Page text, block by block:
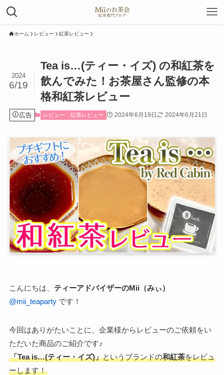
ホーム レビュー 紅茶レビュー
Tea is…(ティー・イズ) の和紅茶を
飲んでみた！お茶屋さん監修の本
格和紅茶レビュー
2024
6/19
広告 レビュー 紅茶レビュー 2024年6月19日 2024年6月21日
こんにちは、 ティーアドバイザーのMii（みぃ）
@mii_teapartyです！
今回はありがたいことに、企業様からレビューのご依頼をい
ただいた商品のご紹介です♪
「Tea is…(ティー・イズ)」というブランドの和紅茶をレビュ
ーします！